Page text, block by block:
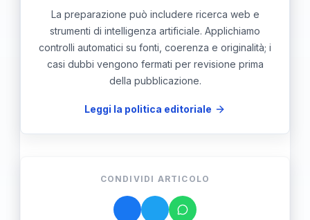
La preparazione può includere ricerca web e
strumenti di intelligenza artificiale. Applichiamo
controlli automatici su fonti, coerenza e originalità; i
casi dubbi vengono fermati per revisione prima
della pubblicazione.
Leggi la politica editoriale
CONDIVIDI ARTICOLO